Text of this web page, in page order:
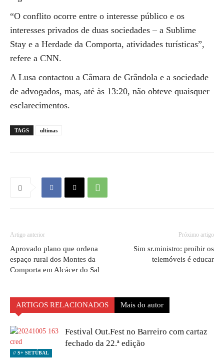
“O conflito ocorre entre o interesse público e os
interesses privados de duas sociedades – a Sublime
Stay e a Herdade da Comporta, atividades turísticas”,
refere a CNN.
A Lusa contactou a Câmara de Grândola e a sociedade
de advogados, mas, até às 13:20, não obteve quaisquer
esclarecimentos.
TAGS ultimas
Artigo anterior
Aprovado plano que ordena
espaço rural dos Montes da
Comporta em Alcácer do Sal
Próximo artigo
Sim sr.ministro: proibir os
telemóveis é educar
ARTIGOS RELACIONADOS Mais do autor
// S+ SETÚBAL
Festival Out.Fest no Barreiro com cartaz
fechado da 22.ª edição